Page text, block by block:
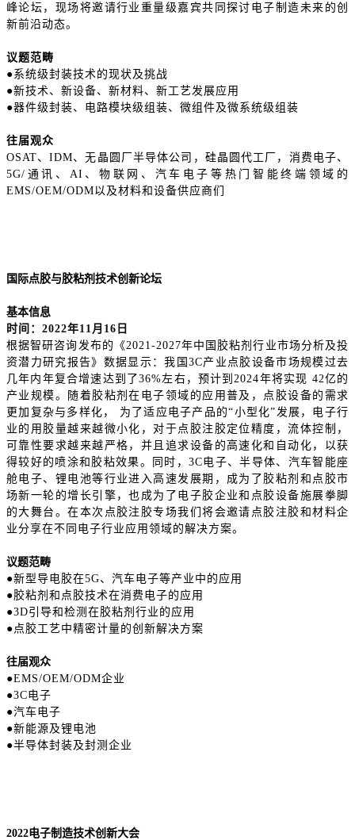
峰论坛，现场将邀请行业重量级嘉宾共同探讨电子制造未来的创
新前沿动态。
议题范畴
●系统级封装技术的现状及挑战
●新技术、新设备、新材料、新工艺发展应用
●器件级封装、电路模块级组装、微组件及微系统级组装
往届观众
OSAT、IDM、无晶圆厂半导体公司，硅晶圆代工厂，消费电子、
5G/通讯、AI、物联网、汽车电子等热门智能终端领域的
EMS/OEM/ODM以及材料和设备供应商们
国际点胶与胶粘剂技术创新论坛
基本信息
时间： 2022年11月16日
根据智研咨询发布的《2021-2027年中国胶粘剂行业市场分析及投
资潜力研究报告》数据显示：我国3C产业点胶设备市场规模过去
几年内年复合增速达到了36%左右，预计到2024年将实现 42亿的
产业规模。随着胶粘剂在电子领域的应用普及，点胶设备的需求
更加复杂与多样化， 为了适应电子产品的“小型化”发展，电子行
业的用胶量越来越微小化，对于点胶注胶定位精度，流体控制，
可靠性要求越来越严格，并且追求设备的高速化和自动化，以获
得较好的喷涂和胶粘效果。同时，3C电子、半导体、汽车智能座
舱电子、锂电池等行业进入高速发展期，成为了胶粘剂和点胶市
场新一轮的增长引擎，也成为了电子胶企业和点胶设备施展拳脚
的大舞台。在本次点胶注胶专场我们将会邀请点胶注胶和材料企
业分享在不同电子行业应用领域的解决方案。
议题范畴
●新型导电胶在5G、汽车电子等产业中的应用
●胶粘剂和点胶技术在消费电子的应用
●3D引导和检测在胶粘剂行业的应用
●点胶工艺中精密计量的创新解决方案
往届观众
●EMS/OEM/ODM企业
●3C电子
●汽车电子
●新能源及锂电池
●半导体封装及封测企业
2022电子制造技术创新大会